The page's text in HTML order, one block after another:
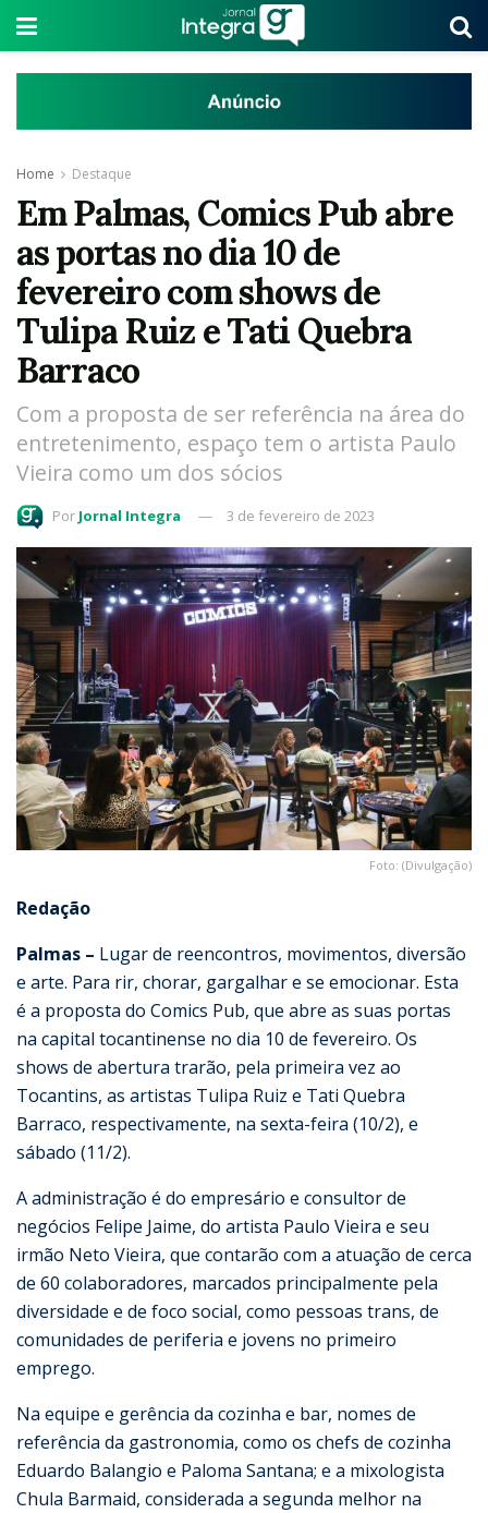
Home Destaque
Em Palmas, Comics Pub abre
as portas no dia 10 de
fevereiro com shows de
Tulipa Ruiz e Tati Quebra
Barraco
Com a proposta de ser referência na área do
entretenimento, espaço tem o artista Paulo
Vieira como um dos sócios
Por Jornal Integra 3 de fevereiro de 2023
Foto: (Divulgação)
Redação
Palmas – Lugar de reencontros, movimentos, diversão
e arte. Para rir, chorar, gargalhar e se emocionar. Esta
é a proposta do Comics Pub, que abre as suas portas
na capital tocantinense no dia 10 de fevereiro. Os
shows de abertura trarão, pela primeira vez ao
Tocantins, as artistas Tulipa Ruiz e Tati Quebra
Barraco, respectivamente, na sexta-feira (10/2), e
sábado (11/2).
A administração é do empresário e consultor de
negócios Felipe Jaime, do artista Paulo Vieira e seu
irmão Neto Vieira, que contarão com a atuação de cerca
de 60 colaboradores, marcados principalmente pela
diversidade e de foco social, como pessoas trans, de
comunidades de periferia e jovens no primeiro
emprego.
Na equipe e gerência da cozinha e bar, nomes de
referência da gastronomia, como os chefs de cozinha
Eduardo Balangio e Paloma Santana; e a mixologista
Chula Barmaid, considerada a segunda melhor na